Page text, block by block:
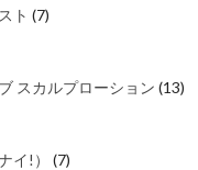
ト (7)
スカルプローション (13)
イ!）
(7)